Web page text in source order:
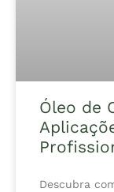
Óleo de
Descubra